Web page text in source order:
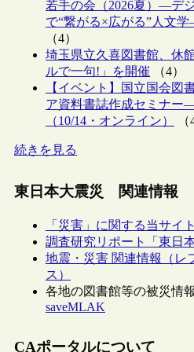
若手の会（2026夏）―デ
で“繋がる×広がる”人文学
（4）
埼玉県立久喜図書館、休
ルで一句!」を開催 （4）
【イベント】国立国会図
ア資料書誌作成セミナー
（10/14・オンライン）
（
続きを見る
東日本大震災 関連情報
「災害」に関する当サイ
調査研究リポート「東日
地震・災害 関連情報（レ
ス）
各地の図書館等の被災情
saveMLAK
CAポータルについて